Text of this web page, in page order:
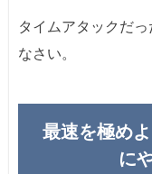
タイムアタックだ
なさい。
最速を極め
に